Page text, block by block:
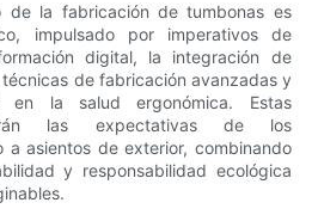
de la fabricación de tumbonas es
impulsado por imperativos de
digital, la integración de
de fabricación avanzadas y
en la salud ergonómica. Estas
las expectativas de los
a asientos de exterior, combinando
y responsabilidad ecológica